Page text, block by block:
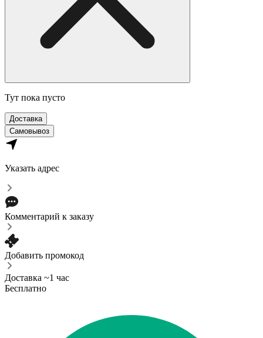
Тут пока пусто
Доставка
Самовывоз
Указать адрес
Комментарий к заказу
Добавить промокод
Доставка ~1 час
Бесплатно